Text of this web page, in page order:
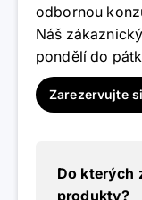
odbornou
Náš
pondělí do
Zarezervujte
Do kterých
produkty?